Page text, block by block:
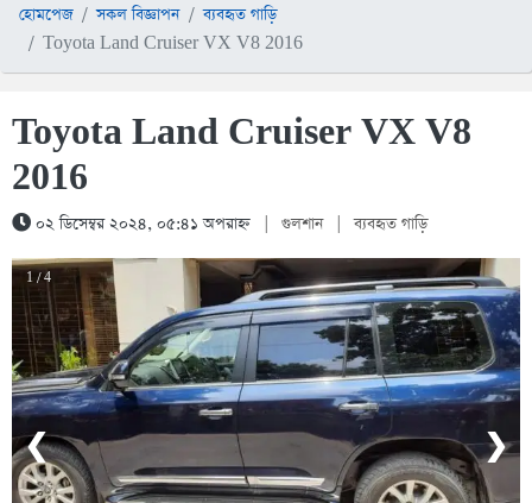
হোমপেজ সকল বিজ্ঞাপন
ব্যবহৃত গাড়ি
Toyota Land Cruiser VX V8 2016
Toyota Land Cruiser VX V8
2016
০২ ডিসেম্বর ২০২৪, ০৫:৪১ অপরাহ্ন গুলশান ব্যবহৃত গাড়ি
1 / 4
❮ ❯